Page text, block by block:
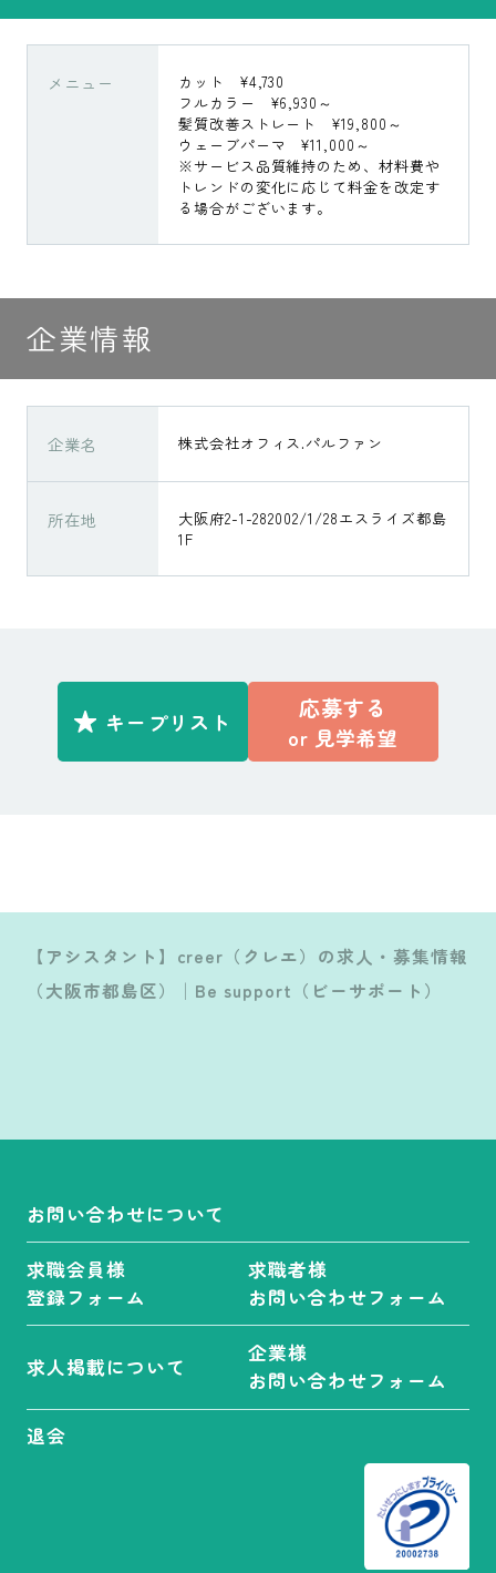
メニュー
カット ¥4,730
フルカラー ¥6,930～
髪質改善ストレート ¥19,800～
ウェーブパーマ ¥11,000～
※サービス品質維持のため、材料費や
トレンドの変化に応じて料金を改定す
る場合がございます。
企業情報
企業名 株式会社オフィス.パルファン
所在地
大阪府2-1-282002/1/28エスライズ都島
1F
キープリスト 応募する
or 見学希望
【アシスタント】creer（クレエ）の求人・募集情報
（大阪市都島区）│Be support（ビーサポート）
お問い合わせについて
求職会員様
登録フォーム
求職者様
お問い合わせフォーム
求人掲載について
企業様
お問い合わせフォーム
退会